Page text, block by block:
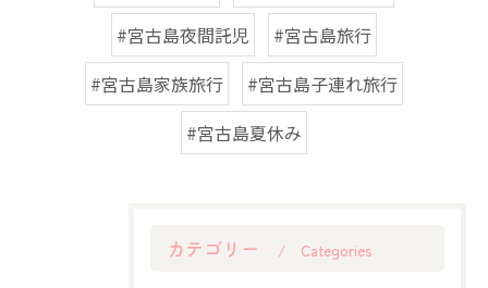
#宮古島夜間託児
#宮古島旅行
#宮古島家族旅行
#宮古島子連れ旅行
#宮古島夏休み
カテゴリー Categories